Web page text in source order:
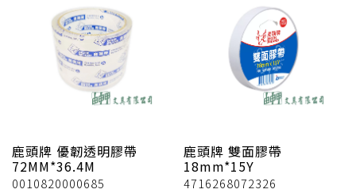
鹿頭牌 優韌透明膠帶
72MM*36.4M
0010820000685
鹿頭牌 雙面膠帶
18mm*15Y
4716268072326